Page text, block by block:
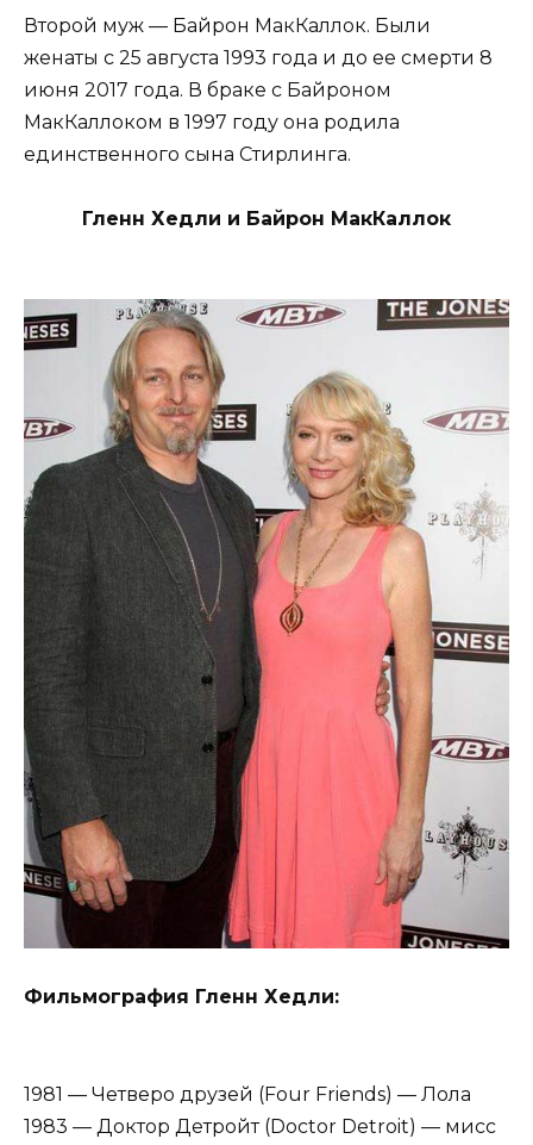
Второй муж — Байрон МакКаллок. Были
женаты с 25 августа 1993 года и до ее смерти 8
июня 2017 года. В браке с Байроном
МакКаллоком в 1997 году она родила
единственного сына Стирлинга.
Гленн Хедли и Байрон МакКаллок
Фильмография Гленн Хедли:
1981 — Четверо друзей (Four Friends) — Лола
1983 — Доктор Детройт (Doctor Detroit) — мисс